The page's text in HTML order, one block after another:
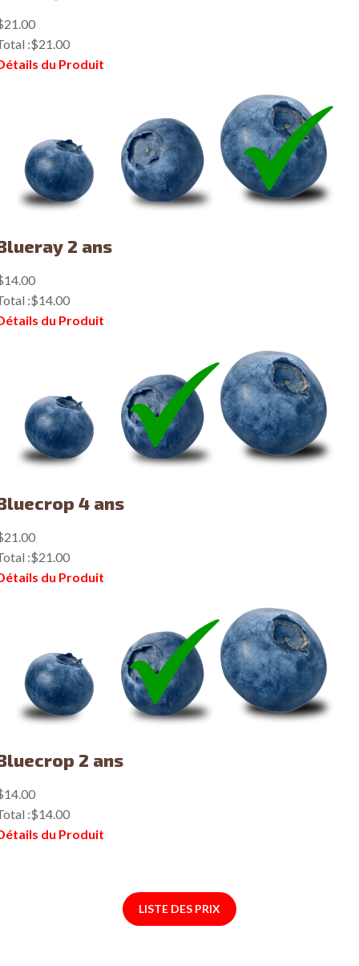
:$21.00
du Produit
2 ans
:$14.00
du Produit
4 ans
:$21.00
du Produit
2 ans
:$14.00
du Produit
LISTE DES PRIX